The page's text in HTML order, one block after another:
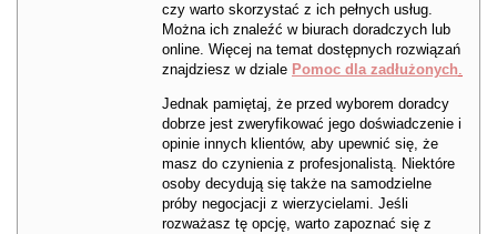
czy warto skorzystać z ich pełnych usług.
Można ich znaleźć w biurach doradczych lub
online. Więcej na temat dostępnych rozwiązań
znajdziesz w dziale Pomoc dla zadłużonych.
Jednak pamiętaj, że przed wyborem doradcy
dobrze jest zweryfikować jego doświadczenie i
opinie innych klientów, aby upewnić się, że
masz do czynienia z profesjonalistą. Niektóre
osoby decydują się także na samodzielne
próby negocjacji z wierzycielami. Jeśli
rozważasz tę opcję, warto zapoznać się z